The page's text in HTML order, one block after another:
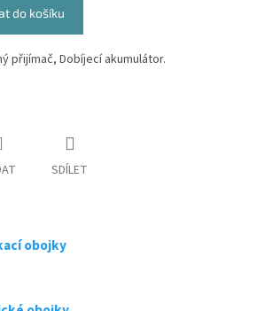
do košíku
přijímač, Dobíjecí akumulátor.
SDÍLET
obojky